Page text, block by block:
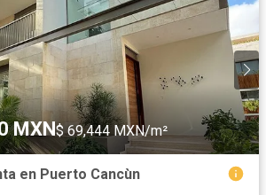
MXN$ 69,444 MXN/m²
en Puerto Cancùn